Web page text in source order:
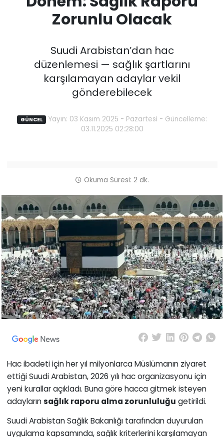
Zorunlu Olacak
Suudi Arabistan’dan hac
düzenlemesi — sağlık şartlarını
karşılamayan adaylar vekil
gönderebilecek
GÜNCEL Yayın: 03 Kasım 2025 - Pazartesi - Güncelleme:
03.11.2025 02:28:00
Okuma Süresi: 2 dk.
Hac ibadeti için her yıl milyonlarca Müslümanın ziyaret
ettiği Suudi Arabistan, 2026 yılı hac organizasyonu için
yeni kurallar açıkladı. Buna göre hacca gitmek isteyen
adaylarınsağlık raporu alma zorunluluğu getirildi.
Suudi Arabistan Sağlık Bakanlığı tarafından duyurulan
uygulama kapsamında, sağlık kriterlerini karşılamayan